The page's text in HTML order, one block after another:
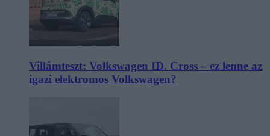
Villámteszt: Volkswagen ID. Cross – ez lenne az
igazi elektromos Volkswagen?